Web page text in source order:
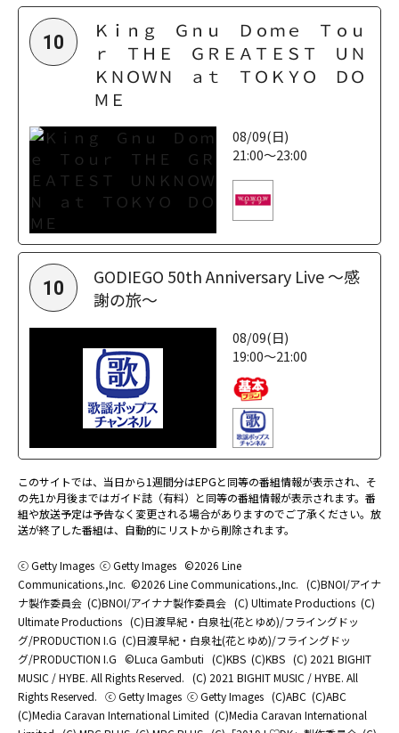
10
Ｋｉｎｇ Ｇｎｕ Ｄｏｍｅ Ｔｏｕ
ｒ ＴＨＥ ＧＲＥＡＴＥＳＴ ＵＮ
ＫＮＯＷＮ ａｔ ＴＯＫＹＯ ＤＯ
ＭＥ
08/09(日)
21:00～23:00
10
GODIEGO 50th Anniversary Live ～感
謝の旅～
08/09(日)
19:00～21:00
このサイトでは、当日から1週間分はEPGと同等の番組情報が表示され、そ
の先1か月後まではガイド誌（有料）と同等の番組情報が表示されます。番
組や放送予定は予告なく変更される場合がありますのでご了承ください。放
送が終了した番組は、自動的にリストから削除されます。
ⓒ Getty Images ⓒ Getty Images ©2026 Line
Communications.,Inc. ©2026 Line Communications.,Inc. (C)BNOI/アイナ
ナ製作委員会 (C)BNOI/アイナナ製作委員会 (C) Ultimate Productions (C)
Ultimate Productions (C)日渡早紀・白泉社(花とゆめ)/フライングドッ
グ/PRODUCTION I.G (C)日渡早紀・白泉社(花とゆめ)/フライングドッ
グ/PRODUCTION I.G ©Luca Gambuti (C)KBS (C)KBS (C) 2021 BIGHIT
MUSIC / HYBE. All Rights Reserved. (C) 2021 BIGHIT MUSIC / HYBE. All
Rights Reserved. ⓒ Getty Images ⓒ Getty Images (C)ABC (C)ABC
(C)Media Caravan International Limited (C)Media Caravan International